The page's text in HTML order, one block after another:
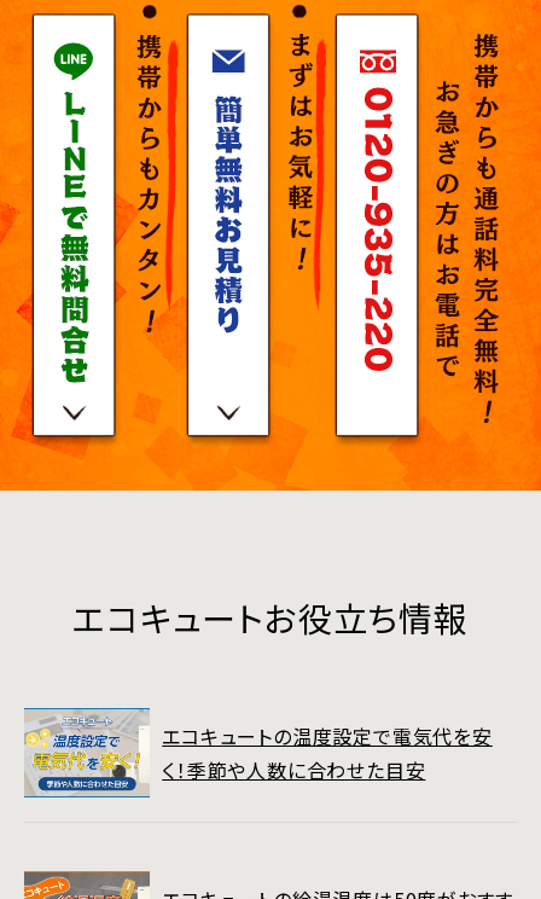
エコキュートお役立ち情報
エコキュートの温度設定で電気代を安
く！季節や人数に合わせた目安